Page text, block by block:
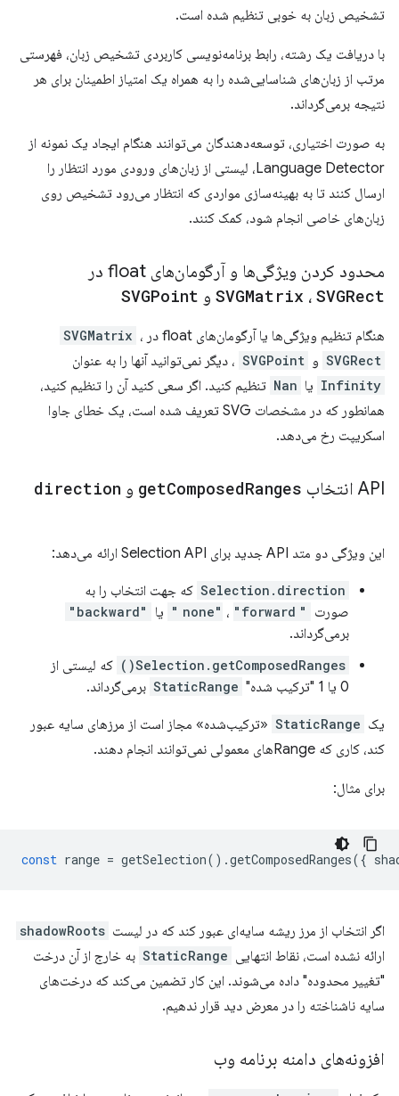
تشخیص زبان به خوبی تنظیم شده است.
با دریافت یک رشته، رابط برنامه‌نویسی کاربردی تشخیص زبان، فهرستی
مرتب از زبان‌های شناسایی‌شده را به همراه یک امتیاز اطمینان برای هر
نتیجه برمی‌گرداند.
به صورت اختیاری، توسعه‌دهندگان می‌توانند هنگام ایجاد یک نمونه از
Language Detector، لیستی از زبان‌های ورودی مورد انتظار را
ارسال کنند تا به بهینه‌سازی مواردی که انتظار می‌رود تشخیص روی
زبان‌های خاصی انجام شود، کمک کنند.
محدود کردن ویژگی‌ها و آرگومان‌های float در
SVGMatrix ، SVGRect و SVGPoint
هنگام تنظیم ویژگی‌ها یا آرگومان‌های float در SVGMatrix ،
SVGRect و SVGPoint ، دیگر نمی‌توانید آنها را به عنوان
Infinity یا Nan تنظیم کنید. اگر سعی کنید آن را تنظیم کنید،
همانطور که در مشخصات SVG تعریف شده است، یک خطای جاوا
اسکریپت رخ می‌دهد.
API انتخاب getComposedRanges و direction
این ویژگی دو متد API جدید برای Selection API ارائه می‌دهد:
Selection.direction که جهت انتخاب را به
صورت
"none" ، "forward" یا "backward"
برمی‌گرداند.
Selection.getComposedRanges()
که لیستی از
0 یا 1 "ترکیب شده"
StaticRange برمی‌گرداند.
یک StaticRange «ترکیب‌شده» مجاز است از مرزهای سایه عبور
کند، کاری که Rangeهای معمولی نمی‌توانند انجام دهند.
برای مثال:
const range = getSelection().getComposedRanges({
اگر انتخاب از مرز ریشه سایه‌ای عبور کند که در لیست shadowRoots
ارائه نشده است، نقاط انتهایی StaticRange به خارج از آن درخت
"تغییر محدوده" داده می‌شوند. این کار تضمین می‌کند که درخت‌های
سایه ناشناخته را در معرض دید قرار ندهیم.
افزونه‌های دامنه برنامه وب